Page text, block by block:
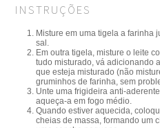
INSTRUÇÕES
Misture em uma tigela a farinha
sal.
Em outra tigela, misture o leite
tudo misturado, vá adicionando
que esteja misturado (não
gruminhos de farinha, sem
Unte uma frigideira anti-
aqueça-a em fogo médio.
Quando estiver aquecida,
cheias de massa, formando um